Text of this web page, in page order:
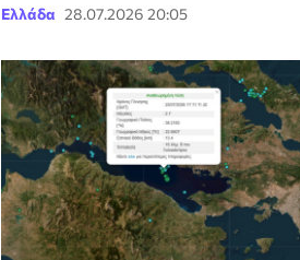
Ελλάδα 28.07.2026 20:05